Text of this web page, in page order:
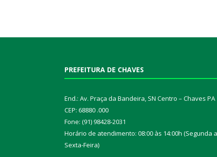
PREFEITURA DE CHAVES
End.: Av. Praça da Bandeira, SN Centro – Chaves PA
CEP: 68880 .000
Fone: (91) 98428-2031
Horário de atendimento: 08:00 às 14:00h (Segunda a
Sexta-Feira)